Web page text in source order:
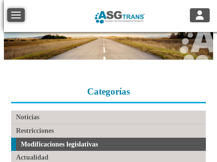
Toggle navigation
Categorías
Noticias
Restricciones
Modificaciones legislativas
Actualidad